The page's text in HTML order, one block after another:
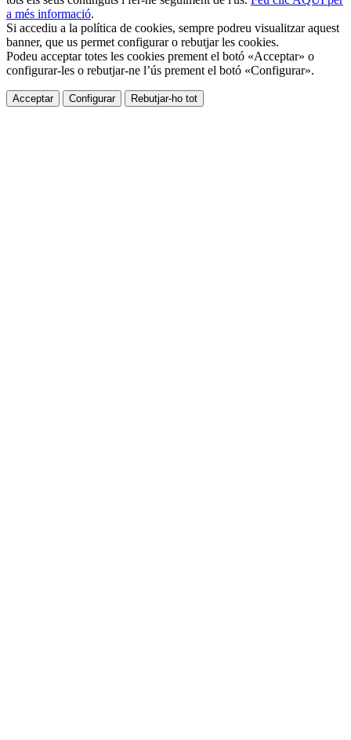
a més informació.
Si accediu a la política de cookies, sempre podreu visualitzar aquest
banner, que us permet configurar o rebutjar les cookies.
Podeu acceptar totes les cookies prement el botó «Acceptar» o
configurar-les o rebutjar-ne l’ús prement el botó «Configurar».
Acceptar Configurar Rebutjar-ho tot